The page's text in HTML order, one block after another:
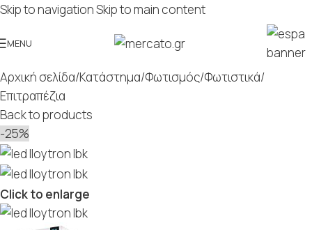
Skip to navigationSkip to main content
MENU
Αρχική σελίδα/Κατάστημα/Φωτισμός/Φωτιστικά/
Επιτραπέζια
Back to products
-25%
Click to enlarge